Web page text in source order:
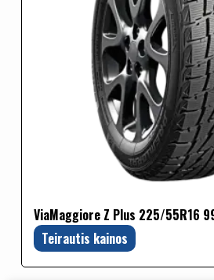
ViaMaggiore Z Plus 225/55R16
Teirautis kainos